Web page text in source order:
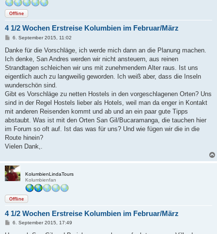
Offline
4 1/2 Wochen Erstreise Kolumbien im Februar/März
B
i
r
a
6. September 2015, 11:02
Danke für die Vorschläge, ich werde mich dann an die Planung machen.
Ich denke, San Andres werden wir nicht ansteuern, aus reinen
Strandtagen schleichen wir uns mit zunehmendem Alter raus. Ist uns
eigentlich auch zu langweilig geworden. Ich weiß aber, dass die Inseln
wunderschön sind.
Gibt es Vorschläge zu netten Hostels in den vorgeschlagenen Orten? Uns
sind in der Regel Hostels lieber als Hotels, weil man da enger in Kontakt
mit anderen Reisenden kommt und ab und an ein paar gute Tipps
abstaubt. Was ist mit den Orten San Gil/Bucaramanga, die tauchen hier
im Forum so oft auf. Ist das was für uns? Und wie fügen wir die in die
Route hinein?
Vielen Dank,.
KolumbienLindaTours
Kolumbienfan
Offline
4 1/2 Wochen Erstreise Kolumbien im Februar/März
B6. September 2015, 17:49